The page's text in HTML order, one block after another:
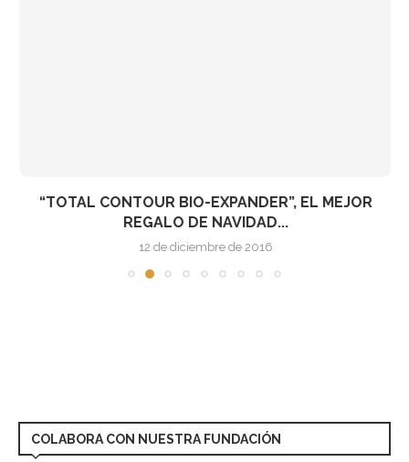
“TOTAL CONTOUR BIO-EXPANDER”, EL MEJOR
REGALO DE NAVIDAD...
12 de diciembre de 2016
COLABORA CON NUESTRA FUNDACIÓN